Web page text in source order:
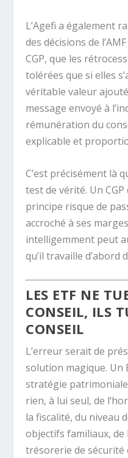
L’Agefi a également
des décisions de
CGP, que les
tolérées que si elles
véritable valeur
message envoyé à
rémunération du
explicable et
C’est précisément là
test de vérité. Un
principe risque de
accroché à ses
intelligemment peut
qu’il travaille d’abord
LES ETF NE
CONSEIL, ILS
CONSEIL
L’erreur serait de
solution magique. Un
stratégie
rien, à lui seul, de
la fiscalité, du niveau
objectifs familiaux, de
trésorerie de sécurité